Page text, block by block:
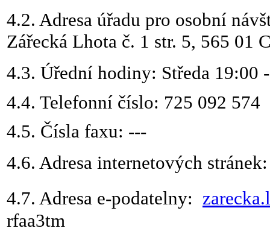
4.2. Adresa úřadu pro osobní
Zářecká Lhota č. 1 str. 5, 565 01
4.3. Úřední hodiny: Středa 19:00
4.4. Telefonní číslo: 725 092 574
4.5. Čísla faxu: ---
4.6. Adresa internetových
4.7. Adresa e-podatelny:
rfaa3tm